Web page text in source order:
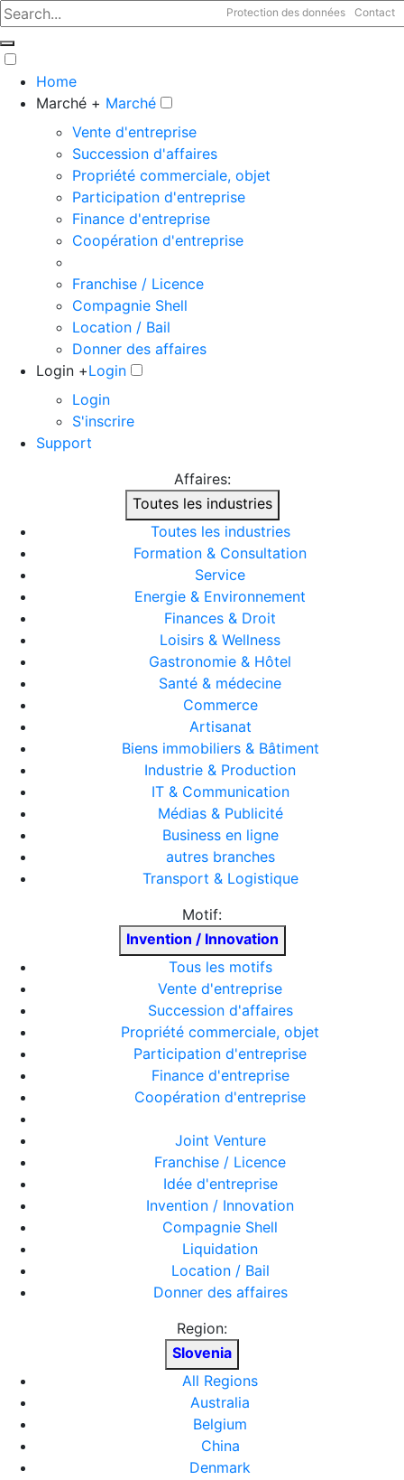
Protection des données Contact
Home
Marché + Marché
Vente d'entreprise
Succession d'affaires
Propriété commerciale, objet
Participation d'entreprise
Finance d'entreprise
Coopération d'entreprise
Franchise / Licence
Compagnie Shell
Location / Bail
Donner des affaires
Login +Login
Login
S'inscrire
Support
Affaires:
Toutes les industries
Toutes les industries
Formation & Consultation
Service
Energie & Environnement
Finances & Droit
Loisirs & Wellness
Gastronomie & Hôtel
Santé & médecine
Commerce
Artisanat
Biens immobiliers & Bâtiment
Industrie & Production
IT & Communication
Médias & Publicité
Business en ligne
autres branches
Transport & Logistique
Motif:
Invention / Innovation
Tous les motifs
Vente d'entreprise
Succession d'affaires
Propriété commerciale, objet
Participation d'entreprise
Finance d'entreprise
Coopération d'entreprise
Joint Venture
Franchise / Licence
Idée d'entreprise
Invention / Innovation
Compagnie Shell
Liquidation
Location / Bail
Donner des affaires
Region:
Slovenia
All Regions
Australia
Belgium
China
Denmark